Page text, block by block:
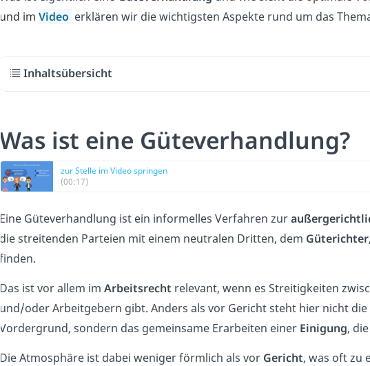
und im Video erklären wir die wichtigsten Aspekte rund um das
Inhaltsübersicht
Was ist eine Güteverhandlung?
zur Stelle im Video springen
(00:17)
Eine Güteverhandlung ist ein informelles Verfahren zur
die streitenden Parteien mit einem neutralen Dritten, dem Güterichter
finden.
Das ist vor allem im Arbeitsrecht relevant, wenn es Streitigkeiten
und/oder Arbeitgebern gibt. Anders als vor Gericht steht hier nicht
Vordergrund, sondern das gemeinsame Erarbeiten einer Einigung,
Die Atmosphäre ist dabei weniger förmlich als vor Gericht, was oft zu